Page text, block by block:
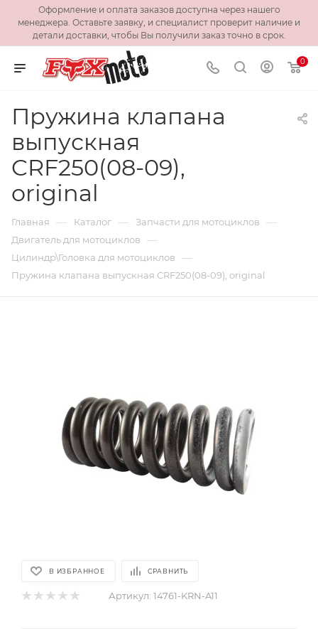
Оформление и оплата заказов доступна через нашего
менеджера. Оставьте заявку, и специалист проверит наличие и
детали доставки, чтобы Вы получили заказ точно в срок.
0
Пружина клапана
выпускная
CRF250(08-09),
original
Главная — Каталог — Запчасти для мотоциклов —
Двигатель для мотоциклов —
Цилиндр\Головка для мотоциклов —
Пружина клапана выпускная CRF250(08-09), original
В ИЗБРАННОЕ СРАВНИТЬ
Артикул: 14761-KRN-A11